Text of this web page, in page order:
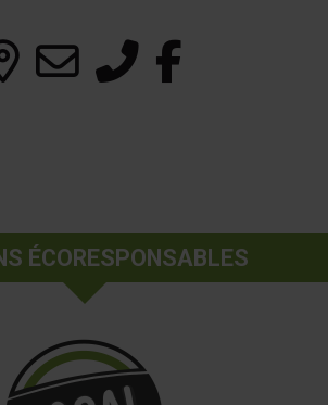
ÉCORESPONSABLES